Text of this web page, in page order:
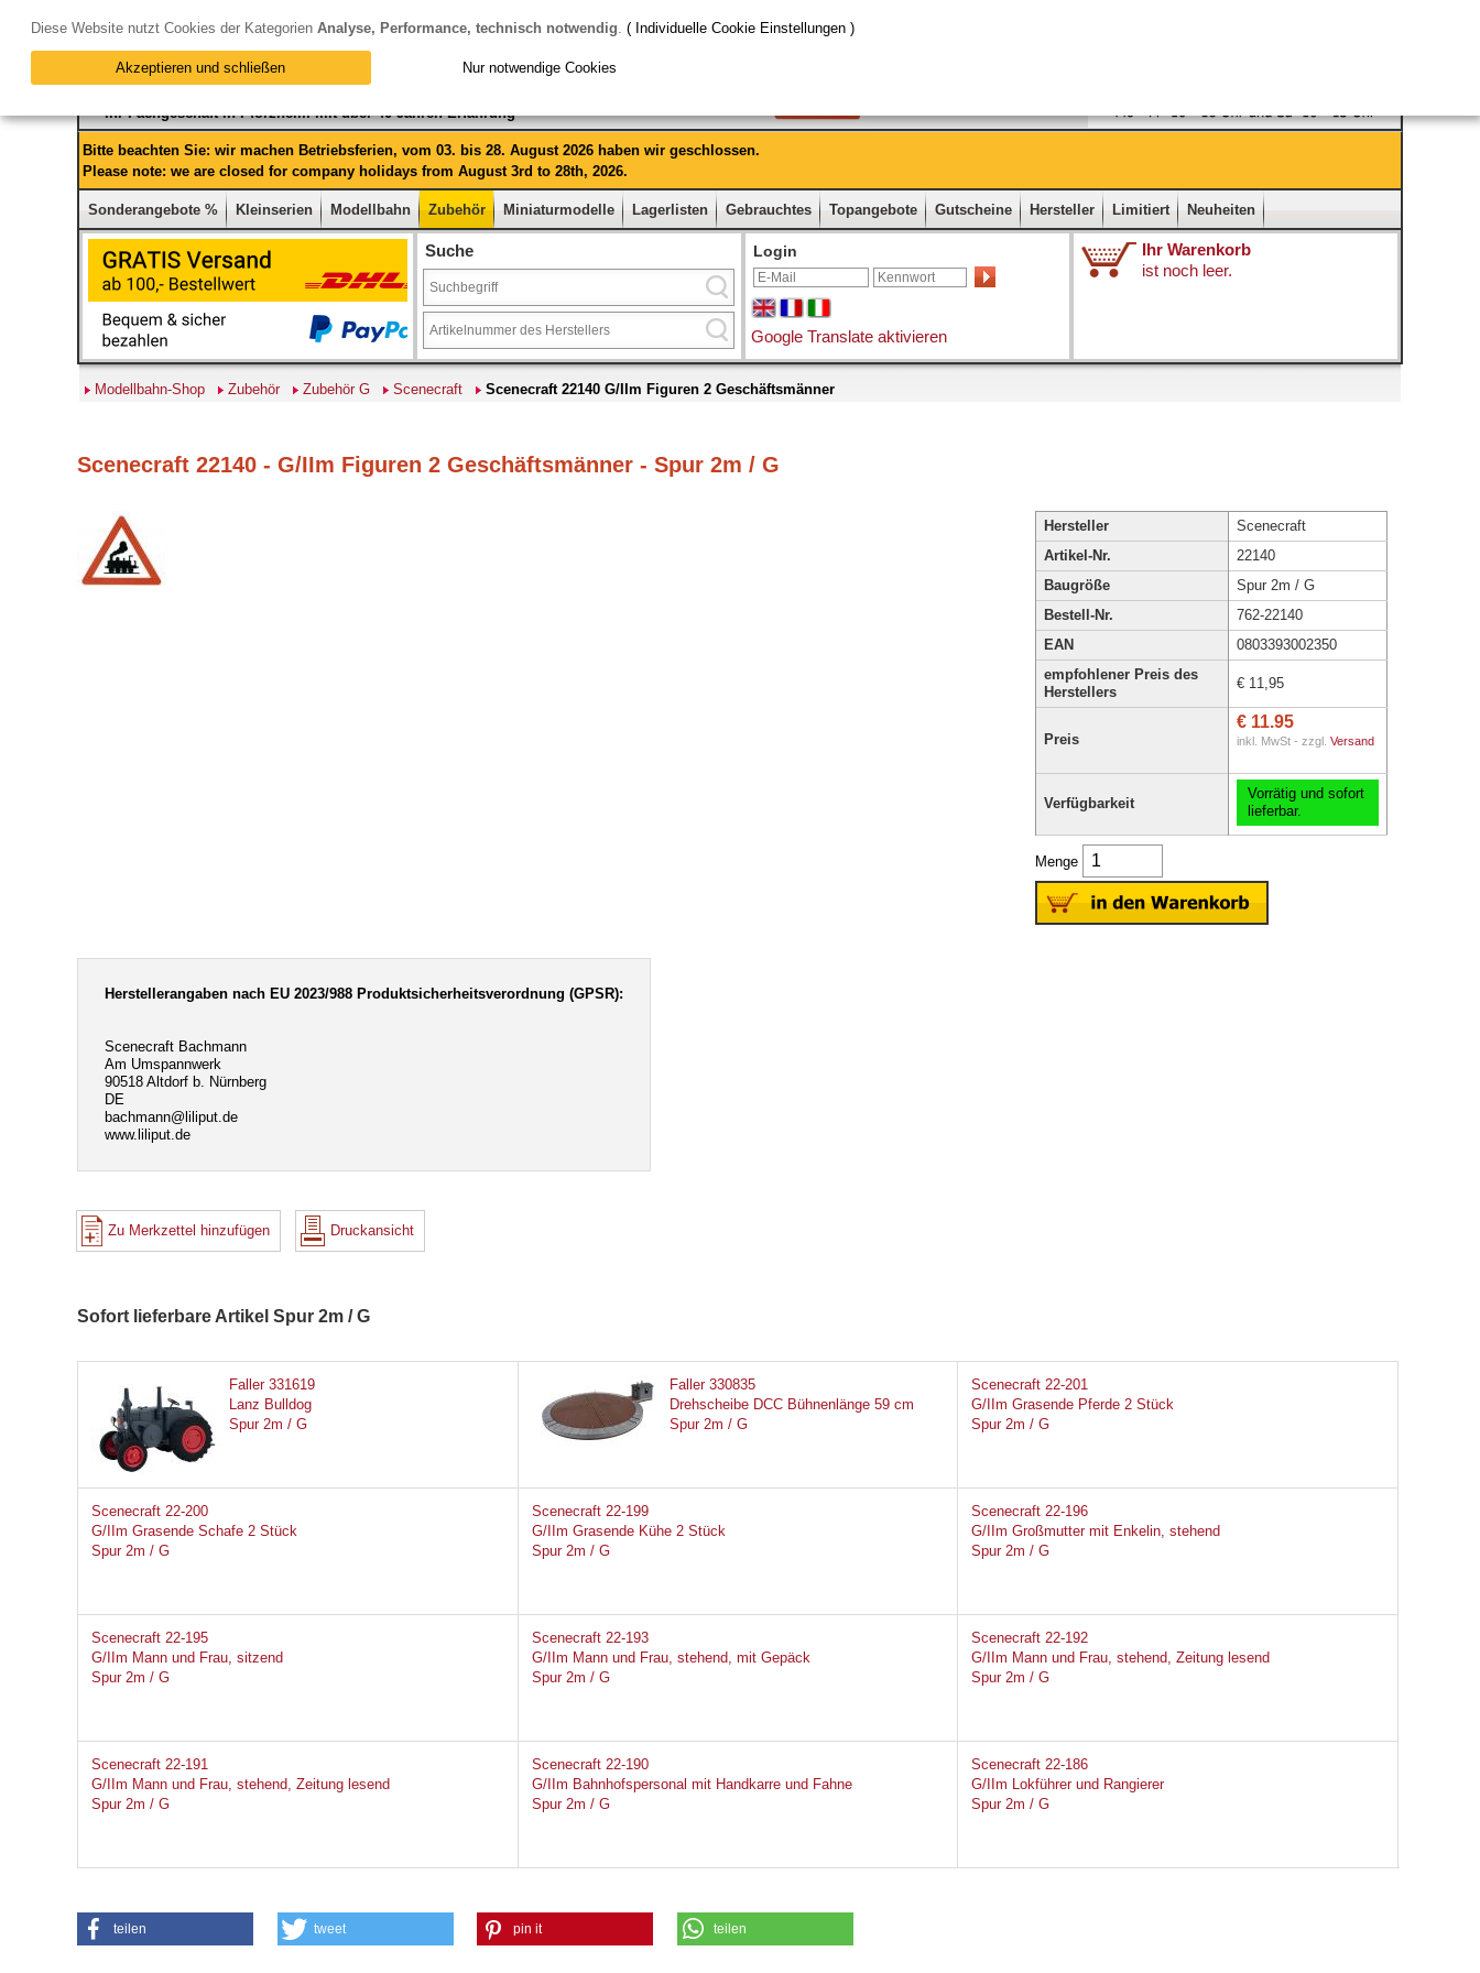
Ihr Fachgeschäft in Pforzheim mit über 40 Jahren Erfahrung
Bitte beachten Sie: wir machen Betriebsferien, vom 03. bis 28. August 2026 haben wir geschlossen.
Please note: we are closed for company holidays from August 3rd to 28th, 2026.
Sonderangebote % Kleinserien Modellbahn Zubehör Miniaturmodelle Lagerlisten Gebrauchtes Topangebote Gutscheine Hersteller Limitiert Neuheiten
Suche Login
Google Translate aktivieren
Ihr Warenkorb
ist noch leer.
Modellbahn-Shop Zubehör Zubehör G Scenecraft Scenecraft 22140 G/IIm Figuren 2 Geschäftsmänner
Scenecraft 22140 - G/IIm Figuren 2 Geschäftsmänner - Spur 2m / G
Hersteller
Scenecraft
Artikel-Nr.
22140
Baugröße
Spur 2m / G
Bestell-Nr.
762-22140
EAN
0803393002350
empfohlener Preis des
Herstellers
€ 11,95
Preis
€ 11.95
inkl. MwSt - zzgl. Versand
Verfügbarkeit
Vorrätig und sofort
lieferbar.
Menge
Herstellerangaben nach EU 2023/988 Produktsicherheitsverordnung (GPSR):
Scenecraft Bachmann
Am Umspannwerk
90518 Altdorf b. Nürnberg
DE
bachmann@liliput.de
www.liliput.de
Zu Merkzettel hinzufügen Druckansicht
Sofort lieferbare Artikel Spur 2m / G
Faller 331619
Lanz Bulldog
Spur 2m / G
Faller 330835
Drehscheibe DCC Bühnenlänge 59 cm
Spur 2m / G
Scenecraft 22-201
G/IIm Grasende Pferde 2 Stück
Spur 2m / G
Scenecraft 22-200
G/IIm Grasende Schafe 2 Stück
Spur 2m / G
Scenecraft 22-199
G/IIm Grasende Kühe 2 Stück
Spur 2m / G
Scenecraft 22-196
G/IIm Großmutter mit Enkelin, stehend
Spur 2m / G
Scenecraft 22-195
G/IIm Mann und Frau, sitzend
Spur 2m / G
Scenecraft 22-193
G/IIm Mann und Frau, stehend, mit Gepäck
Spur 2m / G
Scenecraft 22-192
G/IIm Mann und Frau, stehend, Zeitung lesend
Spur 2m / G
Scenecraft 22-191
G/IIm Mann und Frau, stehend, Zeitung lesend
Spur 2m / G
Scenecraft 22-190
G/IIm Bahnhofspersonal mit Handkarre und Fahne
Spur 2m / G
Scenecraft 22-186
G/IIm Lokführer und Rangierer
Spur 2m / G
teilen tweet pin it teilen
Diese Website nutzt Cookies der Kategorien Analyse, Performance, technisch notwendig. ( Individuelle Cookie Einstellungen )
Akzeptieren und schließen Nur notwendige Cookies